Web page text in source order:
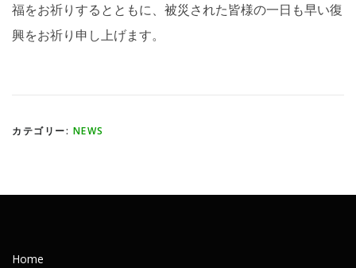
福をお祈りするとともに、被災された皆様の一日も早い復
興をお祈り申し上げます。
カテゴリー: NEWS
Home